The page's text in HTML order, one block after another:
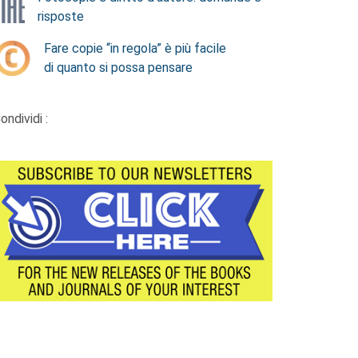
risposte
Fare copie “in regola” è più facile
di quanto si possa pensare
: